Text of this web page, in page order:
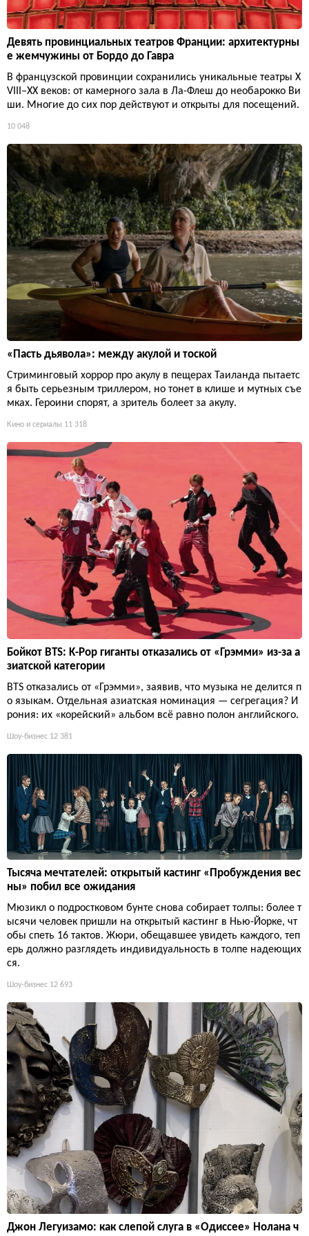
Девять провинциальных театров Франции: архитектурны
е жемчужины от Бордо до Гавра
В французской провинции сохранились уникальные театры X
VIII–XX веков: от камерного зала в Ла-Флеш до необарокко Ви
ши. Многие до сих пор действуют и открыты для посещений.
10 048
«Пасть дьявола»: между акулой и тоской
Стриминговый хоррор про акулу в пещерах Таиланда пытаетс
я быть серьезным триллером, но тонет в клише и мутных съе
мках. Героини спорят, а зритель болеет за акулу.
Кино и сериалы 11 318
Бойкот BTS: K-Pop гиганты отказались от «Грэмми» из-за а
зиатской категории
BTS отказались от «Грэмми», заявив, что музыка не делится п
о языкам. Отдельная азиатская номинация — сегрегация? И
рония: их «корейский» альбом всё равно полон английского.
Шоу-бизнес 12 381
Тысяча мечтателей: открытый кастинг «Пробуждения вес
ны» побил все ожидания
Мюзикл о подростковом бунте снова собирает толпы: более т
ысячи человек пришли на открытый кастинг в Нью-Йорке, чт
обы спеть 16 тактов. Жюри, обещавшее увидеть каждого, теп
ерь должно разглядеть индивидуальность в толпе надеющих
ся.
Шоу-бизнес 12 693
Джон Легуизамо: как слепой слуга в «Одиссее» Нолана ч